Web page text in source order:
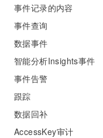
事件记录的内容
事件查询
数据事件
智能分析Insights事件
事件告警
跟踪
数据回补
AccessKey审计